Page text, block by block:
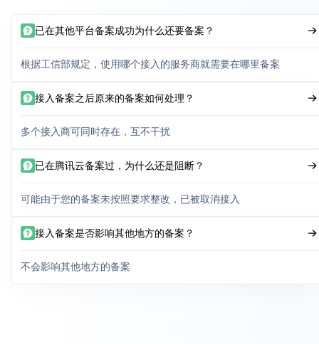
已在其他平台备案成功为什么还要备案？
根据工信部规定，使用哪个接入的服务商就需要在哪里备案
接入备案之后原来的备案如何处理？
多个接入商可同时存在，互不干扰
已在腾讯云备案过，为什么还是阻断？
可能由于您的备案未按照要求整改，已被取消接入
接入备案是否影响其他地方的备案？
不会影响其他地方的备案